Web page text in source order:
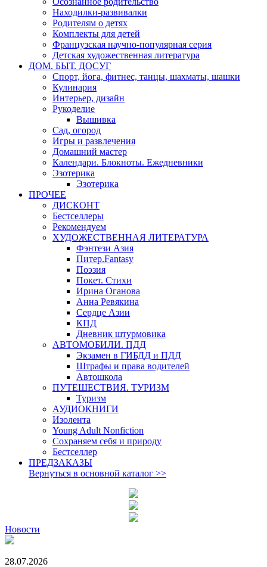
Находилки-развивалки
Родителям о детях
Комплекты для детей
Французская научно-популярная серия
Детская художественная литература
ДОМ. БЫТ. ДОСУГ
Спорт, йога, фитнес, танцы, шахматы, шашки
Кулинария
Интерьер, дизайн
Рукоделие
Вышивка
Сад, огород
Игры и развлечения
Домашний мастер
Календари. Блокноты. Ежедневники
Эзотерика
Эзотерика
ПРОЧЕЕ
ДИСКОНТ
Бестселлеры
Рекомендуем
ХУДОЖЕСТВЕННАЯ ЛИТЕРАТУРА
Фэнтези Азия
Питер.Fantasy
Поэзия
Покет. Стихи
Ирина Оганова
Анна Ревякина
Сердце Азии
КПД
Дневник штурмовика
АВТОМОБИЛИ. ПДД
Экзамен в ГИБДД и ПДД
Штрафы и права водителей
Автошкола
ПУТЕШЕСТВИЯ. ТУРИЗМ
Туризм
АУДИОКНИГИ
Изолента
Young Adult Nonfiction
Сохраняем себя и природу
Бестселлер
ПРЕДЗАКАЗЫ
Вернуться в основной каталог >>
Новости
28.07.2026